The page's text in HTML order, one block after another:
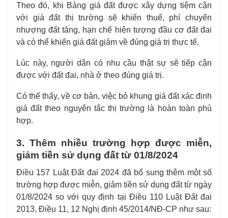
Theo đó, khi Bảng giá đất được xây dựng tiệm cận
với giá đất thị trường sẽ khiến thuế, phí chuyển
nhượng đất tăng, hạn chế hiện tượng đầu cơ đất đai
và có thể khiến giá đất giảm về đúng giá trị thực tế.
Lúc này, người dân có nhu cầu thật sự sẽ tiếp cận
được với đất đai, nhà ở theo đúng giá trị.
Có thể thấy, về cơ bản, việc bỏ khung giá đất xác định
giá đất theo nguyên tắc thị trường là hoàn toàn phù
hợp.
3. Thêm nhiều trường hợp được miễn,
giảm tiền sử dụng đất từ 01/8/2024
Điều 157 Luật Đất đai 2024 đã bổ sung thêm một số
trường hợp được miễn, giảm tiền sử dụng đất từ ngày
01/8/2024 so với quy định tại Điều 110 Luật Đất đai
2013, Điều 11, 12 Nghị định 45/2014/NĐ-CP như sau: